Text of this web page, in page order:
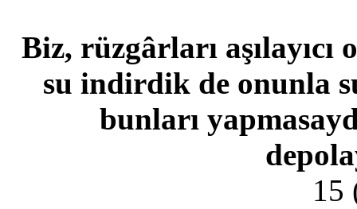
Biz, rüzgârları
su indirdik de onunla
bunları
15